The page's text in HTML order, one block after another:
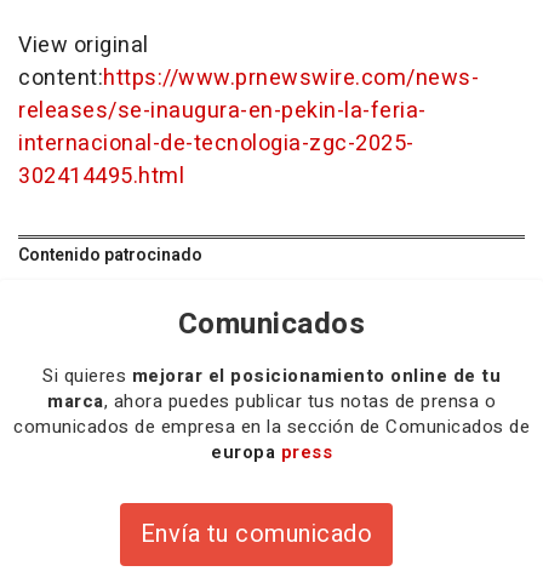
View original
content:https://www.prnewswire.com/news-
releases/se-inaugura-en-pekin-la-feria-
internacional-de-tecnologia-zgc-2025-
302414495.html
Contenido patrocinado
Comunicados
Si quieres mejorar el posicionamiento online de tu
marca, ahora puedes publicar tus notas de prensa o
comunicados de empresa en la sección de Comunicados de
europa press
Envía tu comunicado